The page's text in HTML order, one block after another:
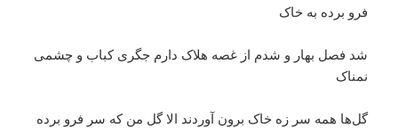
فرو برده به خاک
شد فصل بهار و شدم از غصه هلاک دارم جگری کباب و چشمی
نمناک
گل‌ها همه سر زه خاک برون آوردند الا گل من که سر فرو برده